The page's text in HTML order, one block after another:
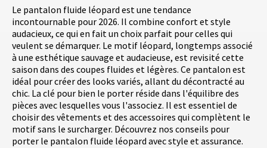
Le pantalon fluide léopard est une tendance
incontournable pour 2026. Il combine confort et style
audacieux, ce qui en fait un choix parfait pour celles qui
veulent se démarquer. Le motif léopard, longtemps associé
à une esthétique sauvage et audacieuse, est revisité cette
saison dans des coupes fluides et légères. Ce pantalon est
idéal pour créer des looks variés, allant du décontracté au
chic. La clé pour bien le porter réside dans l'équilibre des
pièces avec lesquelles vous l'associez. Il est essentiel de
choisir des vêtements et des accessoires qui complètent le
motif sans le surcharger. Découvrez nos conseils pour
porter le pantalon fluide léopard avec style et assurance.